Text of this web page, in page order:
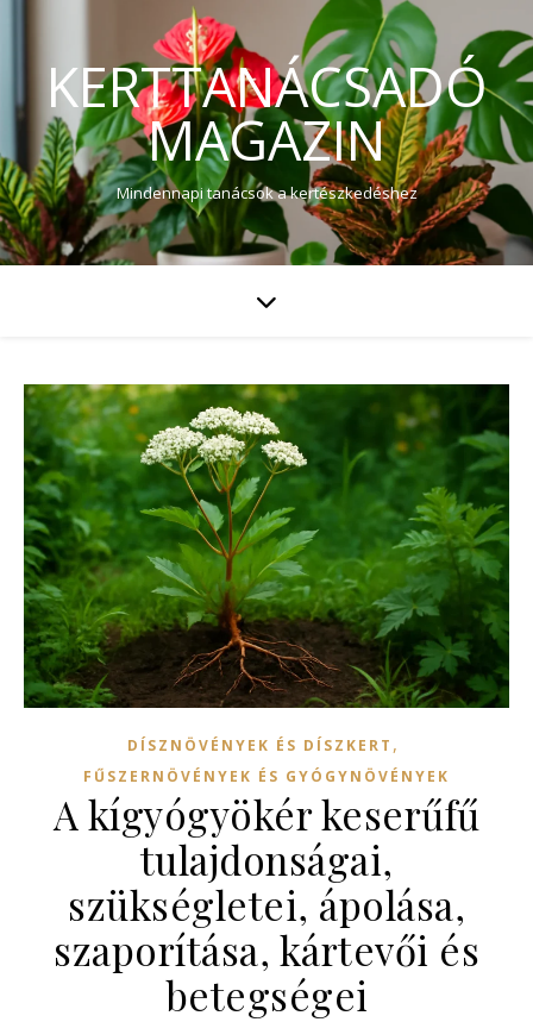
KERTTANÁCSADÓ
MAGAZIN
Mindennapi tanácsok a kertészkedéshez
DÍSZNÖVÉNYEK ÉS DÍSZKERT ,
FŰSZERNÖVÉNYEK ÉS GYÓGYNÖVÉNYEK
A kígyógyökér keserűfű
tulajdonságai,
szükségletei, ápolása,
szaporítása, kártevői és
betegségei